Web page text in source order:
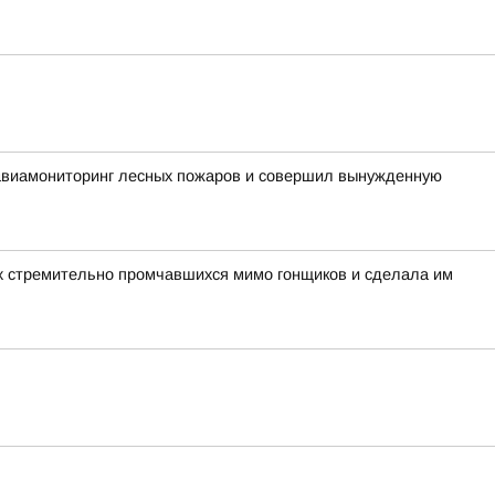
лесных пожаров и совершил вынужденную
стремительно промчавшихся мимо гонщиков и сделала им